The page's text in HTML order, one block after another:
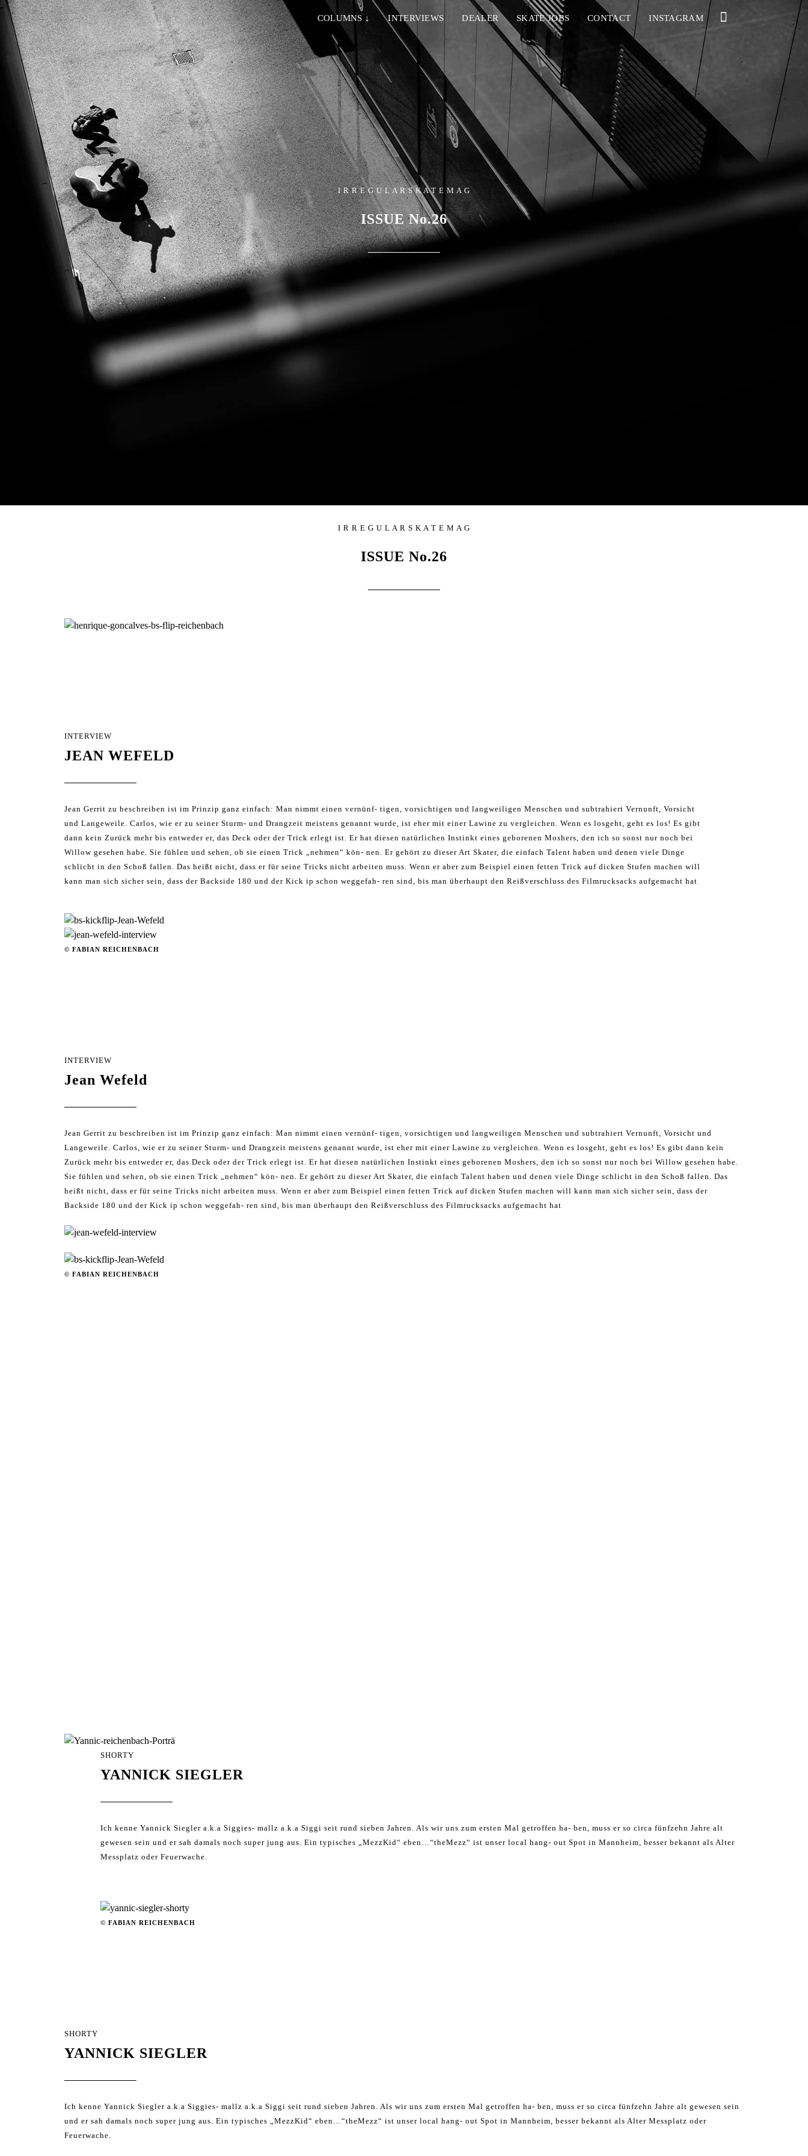
COLUMNS ↓ INTERVIEWS DEALER SKATE JOBS CONTACT INSTAGRAM
I R R E G U L A R S K A T E M A G
ISSUE No.26
I R R E G U L A R S K A T E M A G
ISSUE No.26
INTERVIEW
JEAN WEFELD
Jean Gerrit zu beschreiben ist im Prinzip ganz einfach: Man nimmt einen vernünf- tigen, vorsichtigen und langweiligen Menschen und subtrahiert Vernunft, Vorsicht
und Langeweile. Carlos, wie er zu seiner Sturm- und Drangzeit meistens genannt wurde, ist eher mit einer Lawine zu vergleichen. Wenn es losgeht, geht es los! Es gibt
dann kein Zurück mehr bis entweder er, das Deck oder der Trick erlegt ist. Er hat diesen natürlichen Instinkt eines geborenen Moshers, den ich so sonst nur noch bei
Willow gesehen habe. Sie fühlen und sehen, ob sie einen Trick „nehmen“ kön- nen. Er gehört zu dieser Art Skater, die einfach Talent haben und denen viele Dinge
schlicht in den Schoß fallen. Das heißt nicht, dass er für seine Tricks nicht arbeiten muss. Wenn er aber zum Beispiel einen fetten Trick auf dicken Stufen machen will
kann man sich sicher sein, dass der Backside 180 und der Kick ip schon weggefah- ren sind, bis man überhaupt den Reißverschluss des Filmrucksacks aufgemacht hat
© FABIAN REICHENBACH
INTERVIEW
Jean Wefeld
Jean Gerrit zu beschreiben ist im Prinzip ganz einfach: Man nimmt einen vernünf- tigen, vorsichtigen und langweiligen Menschen und subtrahiert Vernunft, Vorsicht und
Langeweile. Carlos, wie er zu seiner Sturm- und Drangzeit meistens genannt wurde, ist eher mit einer Lawine zu vergleichen. Wenn es losgeht, geht es los! Es gibt dann kein
Zurück mehr bis entweder er, das Deck oder der Trick erlegt ist. Er hat diesen natürlichen Instinkt eines geborenen Moshers, den ich so sonst nur noch bei Willow gesehen habe.
Sie fühlen und sehen, ob sie einen Trick „nehmen“ kön- nen. Er gehört zu dieser Art Skater, die einfach Talent haben und denen viele Dinge schlicht in den Schoß fallen. Das
heißt nicht, dass er für seine Tricks nicht arbeiten muss. Wenn er aber zum Beispiel einen fetten Trick auf dicken Stufen machen will kann man sich sicher sein, dass der
Backside 180 und der Kick ip schon weggefah- ren sind, bis man überhaupt den Reißverschluss des Filmrucksacks aufgemacht hat
© FABIAN REICHENBACH
SHORTY
YANNICK SIEGLER
Ich kenne Yannick Siegler a.k.a Siggies- mallz a.k.a Siggi seit rund sieben Jahren. Als wir uns zum ersten Mal getroffen ha- ben, muss er so circa fünfzehn Jahre alt
gewesen sein und er sah damals noch super jung aus. Ein typisches „MezzKid“ eben…“theMezz“ ist unser local hang- out Spot in Mannheim, besser bekannt als Alter
Messplatz oder Feuerwache.
© FABIAN REICHENBACH
SHORTY
YANNICK SIEGLER
Ich kenne Yannick Siegler a.k.a Siggies- mallz a.k.a Siggi seit rund sieben Jahren. Als wir uns zum ersten Mal getroffen ha- ben, muss er so circa fünfzehn Jahre alt gewesen sein
und er sah damals noch super jung aus. Ein typisches „MezzKid“ eben…“theMezz“ ist unser local hang- out Spot in Mannheim, besser bekannt als Alter Messplatz oder
Feuerwache.